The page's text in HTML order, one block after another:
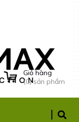
Giỏ hàng
(0) sản phẩm